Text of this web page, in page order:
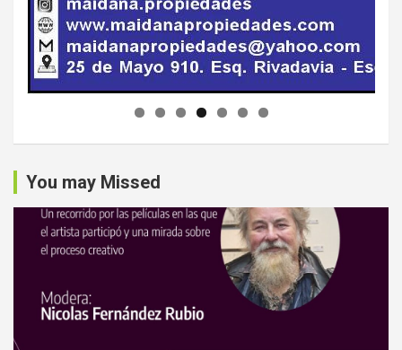
You may Missed